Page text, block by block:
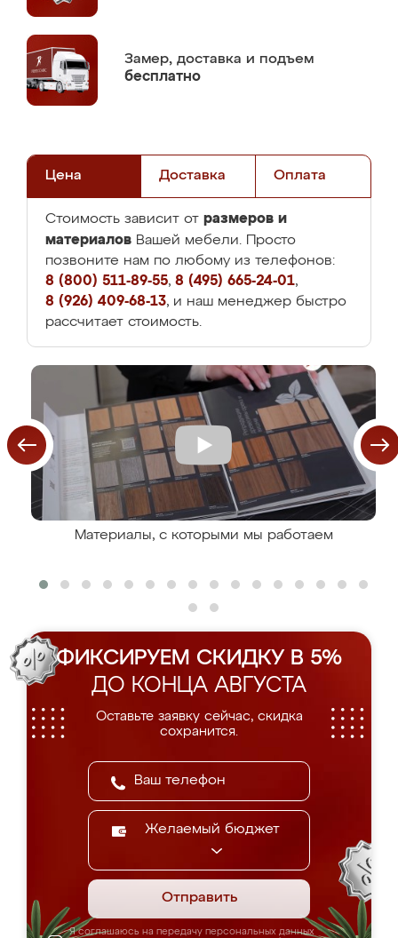
Замер, доставка и подъем
бесплатно
Цена Доставка Оплата
Стоимость зависит от размеров и
материалов Вашей мебели. Просто
позвоните нам по любому из телефонов:
8 (800) 511-89-55, 8 (495) 665-24-01,
8 (926) 409-68-13, и наш менеджер быстро
рассчитает стоимость.
Материалы, с которыми мы работаем
ФИКСИРУЕМ СКИДКУ В 5%
ДО КОНЦА АВГУСТА
Оставьте заявку сейчас, скидка
сохранится.
Желаемый бюджет
Отправить
Я соглашаюсь на передачу персональных данных